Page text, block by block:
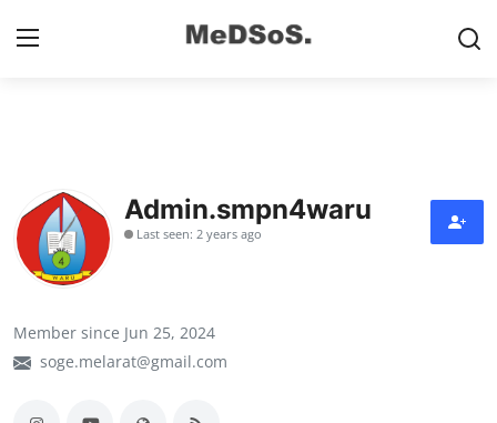
Contact
SMP
Video SMP
Admin.smpn4waru
Last seen: 2 years ago
Member since Jun 25, 2024
soge.melarat@gmail.com